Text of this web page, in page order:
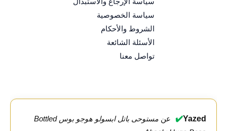
سياسة الخصوصية
الشروط والأحكام
الأسئلة الشائعة
تواصل معنا
Yazed
✔️ عن
مستوحى باتل ابسولو هوجو بوس Bottled